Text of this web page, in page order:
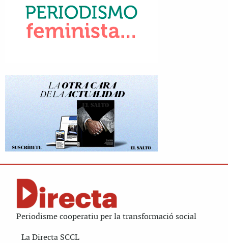
Periodisme cooperatiu per la transformació social
La Directa SCCL